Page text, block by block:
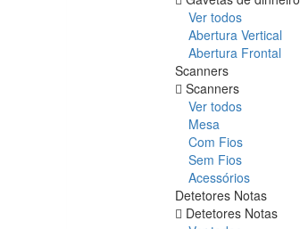
Ver todos
Abertura Vertical
Abertura Frontal
Scanners
Scanners
Ver todos
Mesa
Com Fios
Sem Fios
Acessórios
Detetores Notas
Detetores Notas